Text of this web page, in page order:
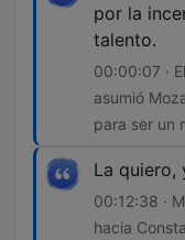
por la
talento.
00:00:07 ·
asumió
para ser un
La quiero,
00:12:38 ·
hacia